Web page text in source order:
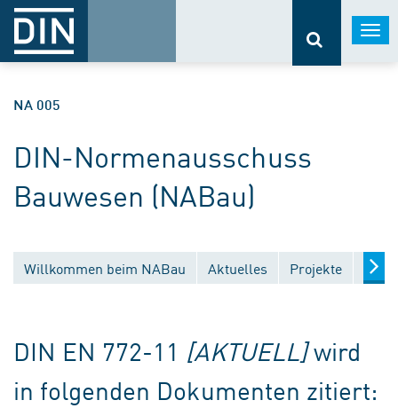
NA 005
DIN-Normenausschuss
Bauwesen (NABau)
Willkommen beim NABau Aktuelles Projekte
DIN EN 772-11 [AKTUELL]wird
in folgenden Dokumenten zitiert: